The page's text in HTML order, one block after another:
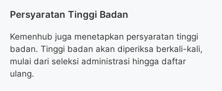
Persyaratan Tinggi Badan
Kemenhub juga menetapkan persyaratan tinggi
badan. Tinggi badan akan diperiksa berkali-kali,
mulai dari seleksi administrasi hingga daftar
ulang.